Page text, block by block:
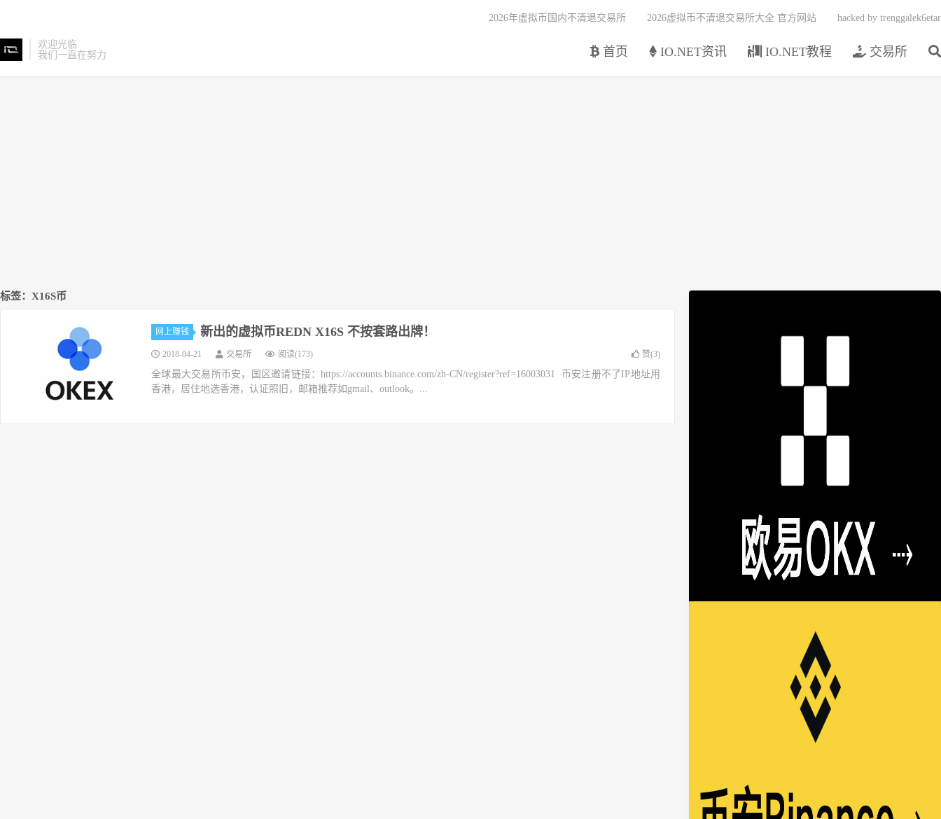
欢迎光临
我们一直在努力
首页 IO.NET资讯 IO.NET教程 交易所
2026年虚拟币国内不清退交易所 2026虚拟币不清退交易所大全 官方网站 hacked by trenggalek6etar
标签：X16S币
网上赚钱 新出的虚拟币REDN X16S 不按套路出牌！
2018-04-21 交易所 阅读(173) 赞(3)
全球最大交易所币安，国区邀请链接：https://accounts.binance.com/zh-CN/register?ref=16003031 币安注册不了IP地址用
香港，居住地选香港，认证照旧，邮箱推荐如gmail、outlook。...